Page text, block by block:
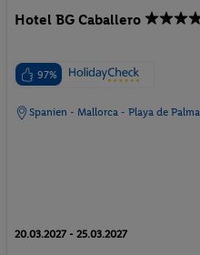
Hotel BG Caballero
97%
Spanien - Mallorca - Playa de Palma
20.03.2027 - 25.03.2027